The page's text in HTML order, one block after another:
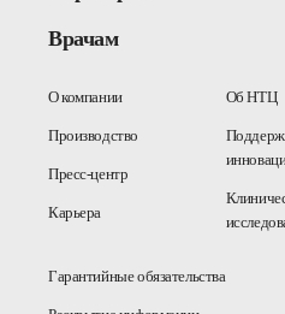
Врачам
О компании
Производство
Пресс-центр
Карьера
Об НТЦ
Гарантийные обязательства